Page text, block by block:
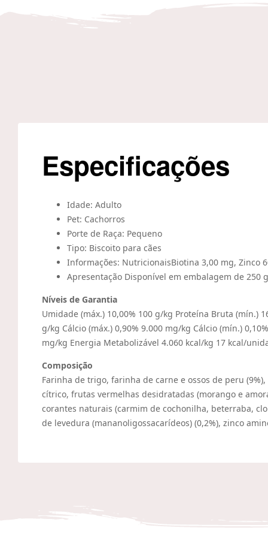
Especificações
Idade: Adulto
Pet: Cachorros
Porte de Raça: Pequeno
Tipo: Biscoito para cães
Informações: NutricionaisBiotina 3,00 mg, Zinco
Apresentação Disponível em embalagem de 250
Níveis de Garantia
Umidade (máx.) 10,00% 100 g/kg Proteína Bruta (mín.)
g/kg Cálcio (máx.) 0,90% 9.000 mg/kg Cálcio (mín.)
mg/kg Energia Metabolizável 4.060 kcal/kg 17 kcal/
Composição
Farinha de trigo, farinha de carne e ossos de peru
cítrico, frutas vermelhas desidratadas (morango e
corantes naturais (carmim de cochonilha, beterraba,
de levedura (mananoligossacarídeos) (0,2%), zinco